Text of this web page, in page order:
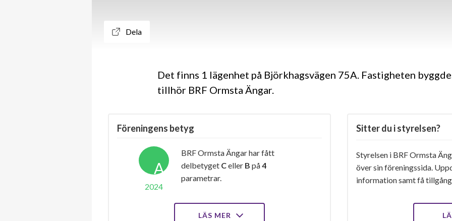
Dela
Det finns 1 lägenhet på Björkhagsvägen 75A. Fastigheten
tillhör BRF Ormsta Ängar.
Föreningens betyg
A
2024
BRF Ormsta Ängar har fått
delbetyget Celler B på4
parametrar.
LÄS MER
Sitter du i styrelsen?
Styrelsen i BRF Ormsta
över sin föreningssida.
information samt få